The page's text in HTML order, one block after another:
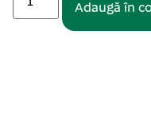
Adaugă în